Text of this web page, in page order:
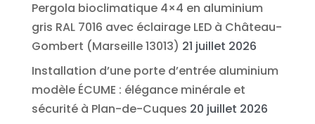
Pergola bioclimatique 4×4 en aluminium
gris RAL 7016 avec éclairage LED à Château-
Gombert (Marseille 13013) 21 juillet 2026
Installation d’une porte d’entrée aluminium
modèle ÉCUME : élégance minérale et
sécurité à Plan-de-Cuques 20 juillet 2026